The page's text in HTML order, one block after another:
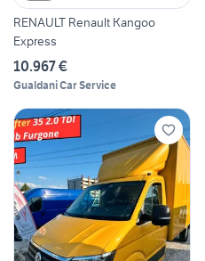
RENAULT Renault Kangoo
Express
10.967 €
Gualdani Car Service